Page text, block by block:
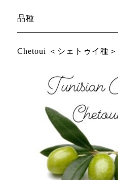
品種
Chetoui ＜シェトゥイ種＞